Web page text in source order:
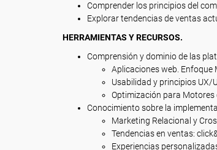
Comprender los principios del
Explorar tendencias de ventas
HERRAMIENTAS Y RECURSOS.
Comprensión y dominio de las
Aplicaciones web. Enfoque
Usabilidad y principios UX/
Optimización para Motores
Conocimiento sobre la
Marketing Relacional y
Tendencias en ventas:
Experiencias